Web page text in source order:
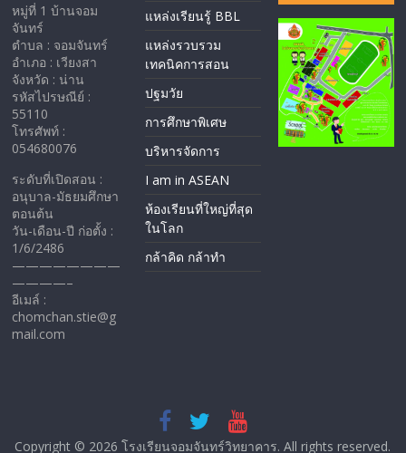
หมู่ที่ 1 บ้านจอม
จันทร์
ตำบล : จอมจันทร์
อำเภอ : เวียงสา
จังหวัด : น่าน
รหัสไปรษณีย์ :
55110
โทรศัพท์ :
054680076
ระดับที่เปิดสอน :
อนุบาล-มัธยมศึกษา
ตอนต้น
วัน-เดือน-ปี ก่อตั้ง :
1/6/2486
————————
————–
อีเมล์ :
chomchan.stie@g
mail.com
แหล่งเรียนรู้ BBL
แหล่งรวบรวม
เทคนิคการสอน
ปฐมวัย
การศึกษาพิเศษ
บริหารจัดการ
I am in ASEAN
ห้องเรียนที่ใหญ่ที่สุด
ในโลก
กล้าคิด กล้าทำ
Copyright © 2026โรงเรียนจอมจันทร์วิทยาคาร. All rights reserved.